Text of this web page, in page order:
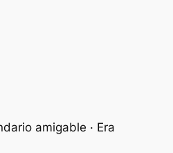
amigable · Era